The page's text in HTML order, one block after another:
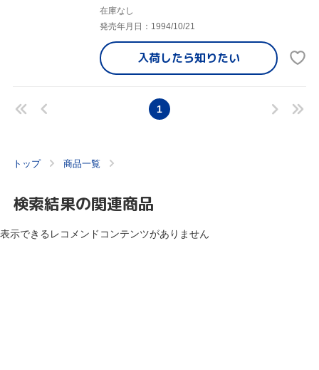
在庫なし
発売年月日：1994/10/21
入荷したら知りたい
1
トップ 商品一覧
検索結果の関連商品
表示できるレコメンドコンテンツがありません